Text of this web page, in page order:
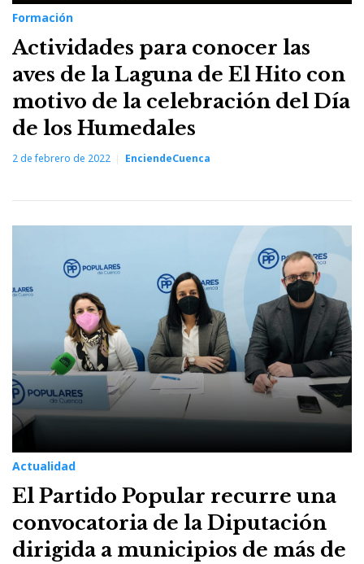
Formación
Actividades para conocer las
aves de la Laguna de El Hito con
motivo de la celebración del Día
de los Humedales
2 de febrero de 2022 EnciendeCuenca
Actualidad
El Partido Popular recurre una
convocatoria de la Diputación
dirigida a municipios de más de